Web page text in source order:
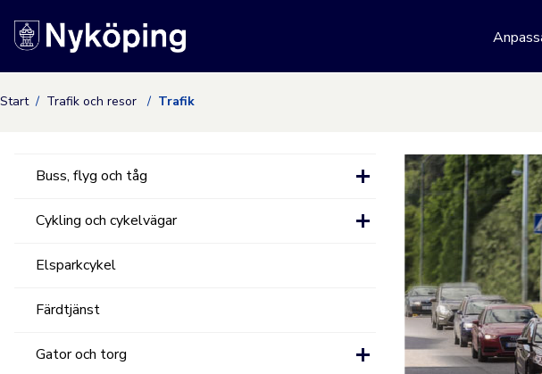
Nyköpings kommuns
Start Trafik och resor Trafik
Buss, flyg och tåg
Cykling och cykelvägar
Elsparkcykel
Färdtjänst
Gator och torg